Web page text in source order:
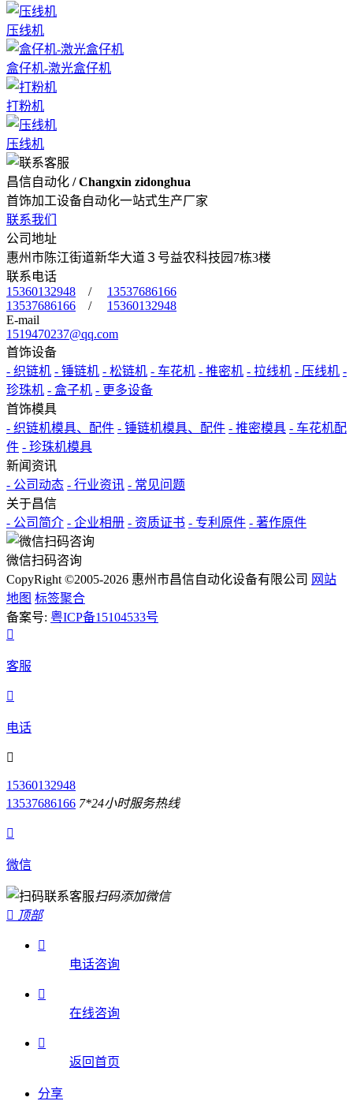
压线机
盒仔机-激光盒仔机
打粉机
压线机
昌信自动化 / Changxin zidonghua
首饰加工设备自动化一站式生产厂家
联系我们
公司地址
惠州市陈江街道新华大道３号益农科技园7栋3楼
联系电话
15360132948 / 13537686166
13537686166 / 15360132948
E-mail
1519470237@qq.com
首饰设备
- 织链机 - 锤链机 - 松链机 - 车花机 - 推密机 - 拉线机 - 压线机 -
珍珠机 - 盒子机 - 更多设备
首饰模具
- 织链机模具、配件 - 锤链机模具、配件 - 推密模具 - 车花机配
件 - 珍珠机模具
新闻资讯
- 公司动态 - 行业资讯 - 常见问题
关于昌信
- 公司简介 - 企业相册 - 资质证书 - 专利原件 - 著作原件
微信扫码咨询
CopyRight ©2005-2026 惠州市昌信自动化设备有限公司 网站
地图 标签聚合
备案号: 粤ICP备15104533号

客服

电话

15360132948
13537686166 7*24小时服务热线

微信
扫码添加微信
 顶部

电话咨询

在线咨询

返回首页
分享